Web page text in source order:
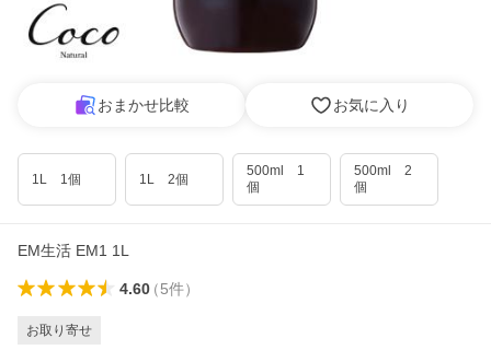
おまかせ比較 お気に入り
1L 1個 1L 2個
500ml 1
個
500ml 2
個
EM生活 EM1 1L
4.60（5件）
お取り寄せ